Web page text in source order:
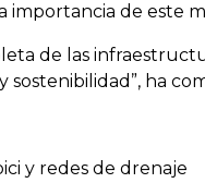
importancia de este
de las
sostenibilidad”, ha
y redes de drenaje